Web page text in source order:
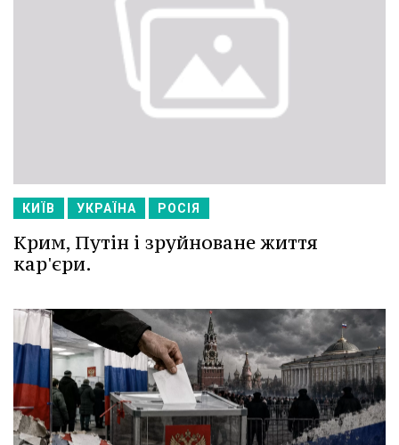
КИЇВ УКРАЇНА РОСІЯ
Крим, Путін і зруйноване життя
кар'єри.